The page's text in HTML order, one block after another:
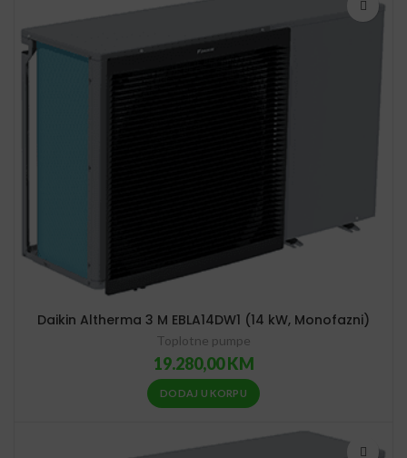
Daikin Altherma 3 M EBLA14DW1 (14 kW, Monofazni)
Toplotne pumpe
19.280,00KM
DODAJ U KORPU